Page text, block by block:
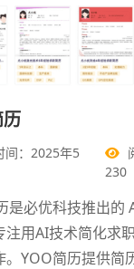
间：2025年5
230
是必优科技推出的
注用AI技术简化求
。YOO简历提供简